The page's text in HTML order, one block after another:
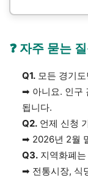
❓ 자주 묻는
Q1. 모든 경기
➡ 아니요. 인구
됩니다.
Q2. 언제 신청
➡ 2026년 2월
Q3. 지역화폐
➡ 전통시장, 식